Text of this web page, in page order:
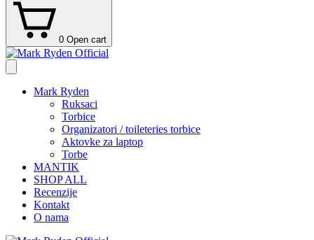
0 Open cart
Mark Ryden
Ruksaci
Torbice
Organizatori / toileteries torbice
Aktovke za laptop
Torbe
MANTIK
SHOP ALL
Recenzije
Kontakt
O nama